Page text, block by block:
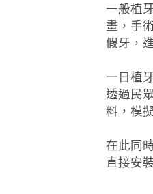
一般植
畫，手
假牙，
一日植
透過民
料，模
在此同
直接安